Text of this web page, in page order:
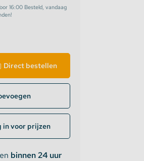
16:00 Besteld, vandaag
Direct bestellen
in voor prijzen
binnen 24 uur